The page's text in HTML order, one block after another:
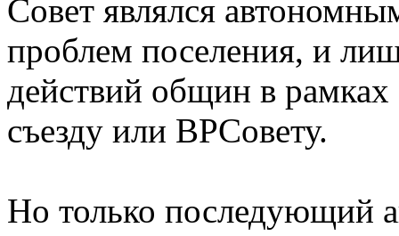
Совет являлся
проблем поселения, и
действий общин в рамках
съезду или ВРСовету.
Но только последующий